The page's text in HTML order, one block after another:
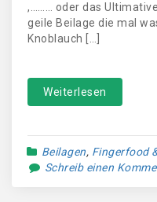
,……… oder das
geile Beilage die mal
Knoblauch […]
Weiterlesen
Beilagen, Fingerfood
Schreib einen